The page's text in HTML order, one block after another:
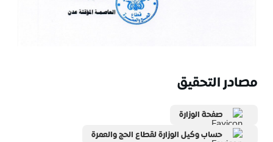
مصادر التحقيق
صفحة الوزارة
حساب وكيل الوزارة لقطاع الحج والعمرة